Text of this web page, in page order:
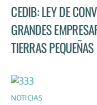
CEDIB: LEY DE
GRANDES
TIERRAS
NOTICIAS